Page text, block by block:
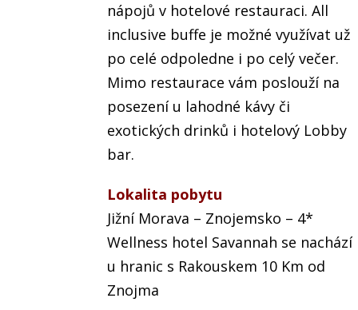
nápojů v hotelové restauraci. All
inclusive buffe je možné využívat už
po celé odpoledne i po celý večer.
Mimo restaurace vám poslouží na
posezení u lahodné kávy či
exotických drinků i hotelový Lobby
bar.
Lokalita pobytu
Jižní Morava – Znojemsko – 4*
Wellness hotel Savannah se nachází
u hranic s Rakouskem 10 Km od
Znojma